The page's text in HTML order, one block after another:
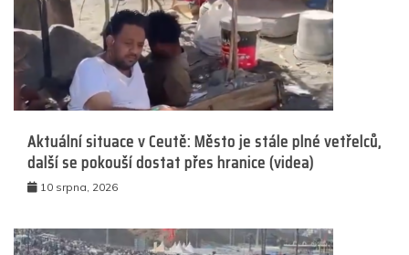
Aktuální situace v Ceutě: Město je stále plné vetřelců,
další se pokouší dostat přes hranice (videa)
10 srpna, 2026